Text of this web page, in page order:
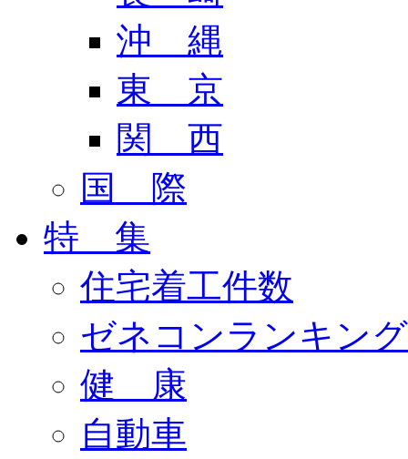
沖 縄
東 京
関 西
国 際
特 集
住宅着工件数
ゼネコンランキング
健 康
自動車